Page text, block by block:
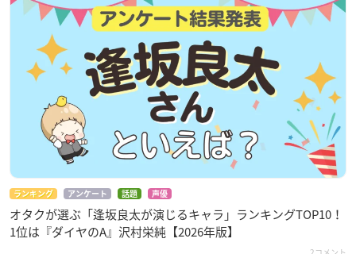
ランキング アンケート 話題 声優
オタクが選ぶ「逢坂良太が演じるキャラ」ランキングTOP10！
1位は『ダイヤのA』沢村栄純【2026年版】